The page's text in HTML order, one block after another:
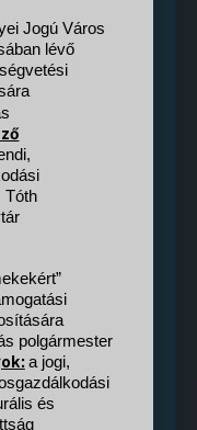
Jogú Város
lévő
Tóth
polgármester
a jogi,
és